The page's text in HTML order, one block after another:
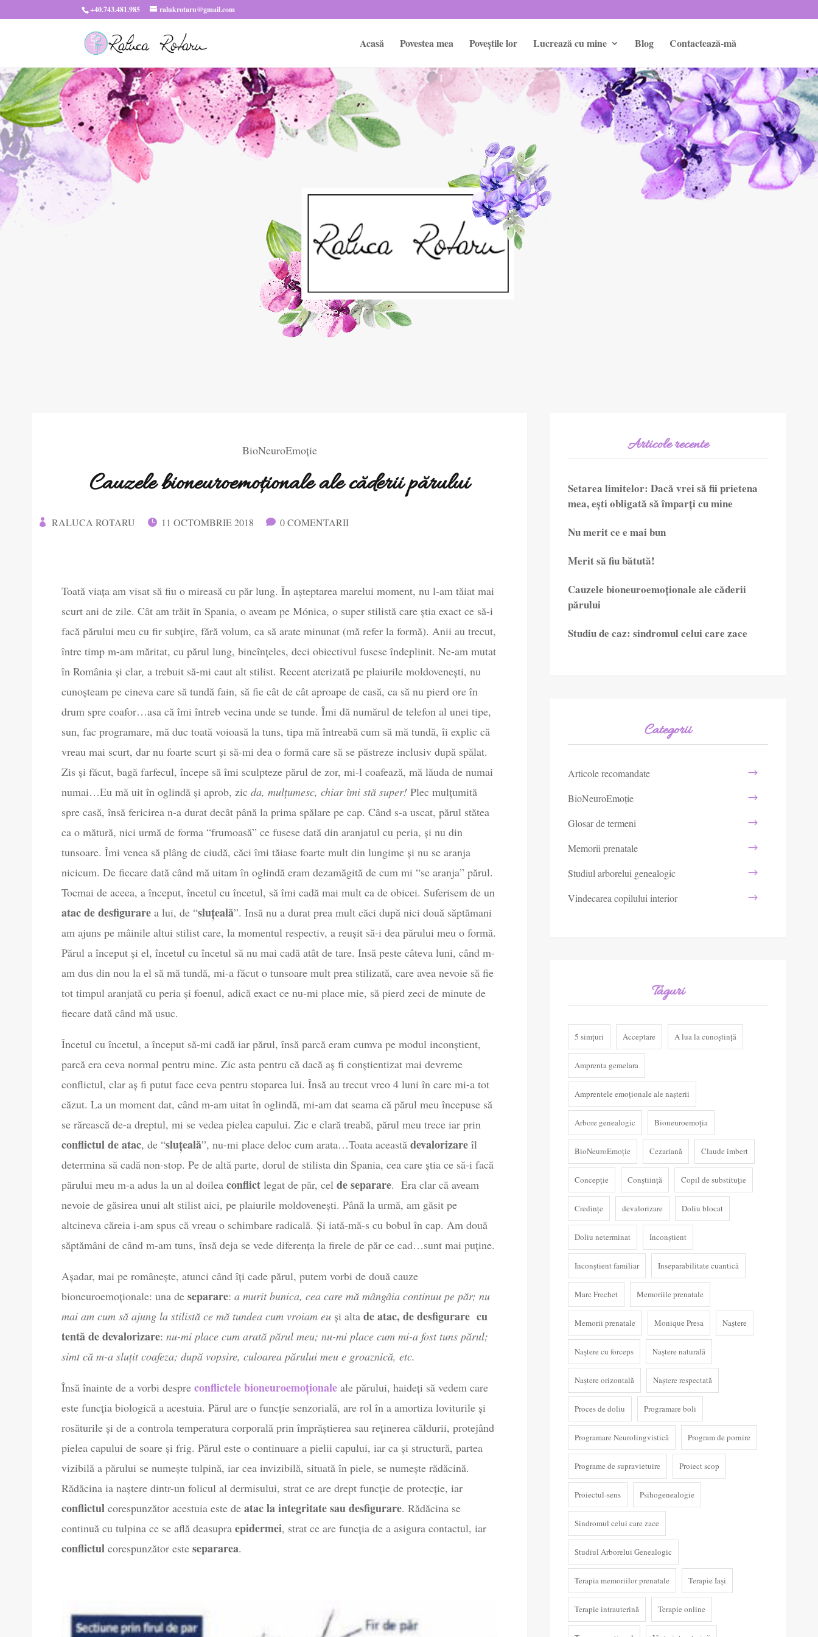
+40.743.481.985 ralukrotaru@gmail.com
Acasă Povestea mea Poveștile lor Lucrează cu mine Blog Contactează-mă
BioNeuroEmoție
Cauzele bioneuroemoționale ale căderii părului
 RALUCA ROTARU  11 OCTOMBRIE 2018  0 COMENTARII
Toată viața am visat să fiu o mireasă cu păr lung. În așteptarea marelui moment, nu l-am tăiat mai
scurt ani de zile. Cât am trăit în Spania, o aveam pe Mónica, o super stilistă care știa exact ce să-i
facă părului meu cu fir subțire, fără volum, ca să arate minunat (mă refer la formă). Anii au trecut,
între timp m-am măritat, cu părul lung, bineînțeles, deci obiectivul fusese îndeplinit. Ne-am mutat
în România și clar, a trebuit să-mi caut alt stilist. Recent aterizată pe plaiurile moldovenești, nu
cunoșteam pe cineva care să tundă fain, să fie cât de cât aproape de casă, ca să nu pierd ore în
drum spre coafor…asa că îmi întreb vecina unde se tunde. Îmi dă numărul de telefon al unei tipe,
sun, fac programare, mă duc toată voioasă la tuns, tipa mă întreabă cum să mă tundă, îi explic că
vreau mai scurt, dar nu foarte scurt și să-mi dea o formă care să se păstreze inclusiv după spălat.
Zis și făcut, bagă farfecul, începe să îmi sculpteze părul de zor, mi-l coafează, mă lăuda de numai
numai…Eu mă uit în oglindă și aprob, zic da, mulțumesc, chiar îmi stă super!Plec mulțumită
spre casă, însă fericirea n-a durat decât până la prima spălare pe cap. Când s-a uscat, părul stătea
ca o mătură, nici urmă de forma “frumoasă” ce fusese dată din aranjatul cu peria, și nu din
tunsoare. Îmi venea să plâng de ciudă, căci îmi tăiase foarte mult din lungime și nu se aranja
nicicum. De fiecare dată când mă uitam în oglindă eram dezamăgită de cum mi “se aranja” părul.
Tocmai de aceea, a început, încetul cu încetul, să îmi cadă mai mult ca de obicei. Suferisem de un
atac de desfigurarea lui, de “sluțeală”. Insă nu a durat prea mult căci după nici două săptămani
am ajuns pe mâinile altui stilist care, la momentul respectiv, a reușit să-i dea părului meu o formă.
Părul a început și el, încetul cu încetul să nu mai cadă atât de tare. Insă peste câteva luni, când m-
am dus din nou la el să mă tundă, mi-a făcut o tunsoare mult prea stilizată, care avea nevoie să fie
tot timpul aranjată cu peria și foenul, adică exact ce nu-mi place mie, să pierd zeci de minute de
fiecare dată când mă usuc.
Încetul cu încetul, a început să-mi cadă iar părul, însă parcă eram cumva pe modul inconștient,
parcă era ceva normal pentru mine. Zic asta pentru că dacă aș fi conștientizat mai devreme
conflictul, clar aș fi putut face ceva pentru stoparea lui. Însă au trecut vreo 4 luni în care mi-a tot
căzut. La un moment dat, când m-am uitat în oglindă, mi-am dat seama că părul meu începuse să
se rărească de-a dreptul, mi se vedea pielea capului. Zic e clară treabă, părul meu trece iar prin
conflictul de atac, de “sluțeală”, nu-mi place deloc cum arata…Toata această devalorizare îl
determina să cadă non-stop. Pe de altă parte, dorul de stilista din Spania, cea care știa ce să-i facă
părului meu m-a adus la un al doilea conflictlegat de păr, cel de separare. Era clar că aveam
nevoie de găsirea unui alt stilist aici, pe plaiurile moldovenești. Până la urmă, am găsit pe
altcineva căreia i-am spus că vreau o schimbare radicală. Și iată-mă-s cu bobul în cap. Am două
săptămâni de când m-am tuns, însă deja se vede diferența la firele de păr ce cad…sunt mai puține.
Așadar, mai pe românește, atunci când îți cade părul, putem vorbi de două cauze
bioneuroemoționale: una de separare: a murit bunica, cea care mă mângâia continuu pe păr; nu
mai am cum să ajung la stilistă ce mă tundea cum vroiam euși alta de atac, de desfigurare cu
tentă de devalorizare: nu-mi place cum arată părul meu; nu-mi place cum mi-a fost tuns părul;
simt că m-a sluțit coafeza; după vopsire, culoarea părului meu e groaznică, etc.
Însă înainte de a vorbi despre conflictele bioneuroemoționaleale părului, haideți să vedem care
este funcția biologică a acestuia. Părul are o funcție senzorială, are rol în a amortiza loviturile și
rosăturile și de a controla temperatura corporală prin împrăștierea sau reținerea căldurii, protejând
pielea capului de soare și frig. Părul este o continuare a pielii capului, iar ca și structură, partea
vizibilă a părului se numește tulpină, iar cea invizibilă, situată în piele, se numește rădăcină.
Rădăcina ia naștere dintr-un folicul al dermisului, strat ce are drept funcție de protecție, iar
conflictul corespunzător acestuia este de atac la integritate sau desfigurare. Rădăcina se
continuă cu tulpina ce se află deasupra epidermei, strat ce are funcția de a asigura contactul, iar
conflictul corespunzător este separarea.
Articole recente
Setarea limitelor: Dacă vrei să fii prietena
mea, ești obligată să împarți cu mine
Nu merit ce e mai bun
Merit să fiu bătută!
Cauzele bioneuroemoționale ale căderii
părului
Studiu de caz: sindromul celui care zace
Categorii
Articole recomandate
BioNeuroEmoție
Glosar de termeni
Memorii prenatale
Studiul arborelui genealogic
Vindecarea copilului interior
Taguri
5 simțuri Acceptare A lua la cunoștință
Amprenta gemelara
Amprentele emoționale ale nașterii
Arbore genealogic Bioneuroemoția
BioNeuroEmoție Cezariană Claude imbert
Concepție Conștiință Copil de substituție
Credințe devalorizare Doliu blocat
Doliu neterminat Inconștient
Inconștient familiar Inseparabilitate cuantică
Marc Frechet Memoriile prenatale
Memorii prenatale Monique Presa Naștere
Naștere cu forceps Naștere naturală
Naștere orizontală Naștere respectată
Proces de doliu Programare boli
Programare Neurolingvistică Program de pornire
Programe de supravietuire Proiect scop
Proiectul-sens Psihogenealogie
Sindromul celui care zace
Studiul Arborelui Genealogic
Terapia memoriilor prenatale Terapie Iași
Terapie intrauterină Terapie online